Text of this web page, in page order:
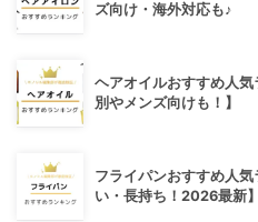
ズ向け・海外対応も♪
ヘアオイルおすすめ人
別やメンズ向けも！】
フライパンおすすめ人
い・長持ち！2026最新】